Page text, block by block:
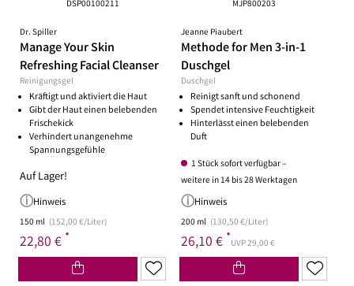
DSP00100211
Dr. Spiller
Manage Your Skin
Refreshing Facial Cleanser
Reinigungsgel
Kräftigt und aktiviert die Haut
Gibt der Haut einen belebenden
Frischekick
Verhindert unangenehme
Spannungsgefühle
Auf Lager!
Hinweis
150 ml (152,00 €/Liter)
22,80 € *
MJP800203
Jeanne Piaubert
Methode for Men 3-in-1
Duschgel
Duschgel
Reinigt sanft und schonend
Spendet intensive Feuchtigkeit
Hinterlässt einen belebenden
Duft
1 Stück sofort verfügbar –
weitere in 14 bis 28 Werktagen
Hinweis
200 ml (130,50 €/Liter)
26,10 € *UVP 29,00 €